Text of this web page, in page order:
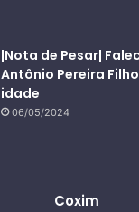
|Nota de Pesar|
Antônio Pereira
idade
06/05/2024
Coxim